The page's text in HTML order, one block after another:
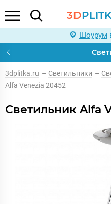
3D
Шоурум
3dplitka.ru – Светильники –
Alfa Venezia 20452
Светильник Alfa